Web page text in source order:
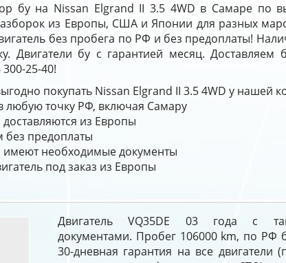
бу на Nissan Elgrand II 3.5 4WD в Самаре по
из Европы, США и Японии для разных
без пробега по РФ и без предоплаты!
Двигатели бу с гарантией месяц.
25-40!
покупать Nissan Elgrand II 3.5 4WD у нашей
любую точку РФ, включая Самару
доставляются из Европы
предоплаты
имеют необходимые документы
под заказ из Европы
Двигатель VQ35DE 03 года с
документами. Пробег 106000 km, по РФ
30-дневная гарантия на все двигатели